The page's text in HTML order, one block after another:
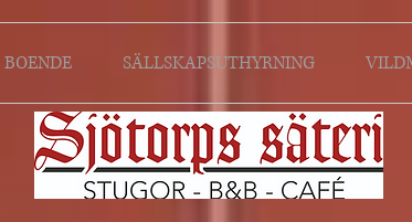
BOENDE SÄLLSKAPSUTHYRNING